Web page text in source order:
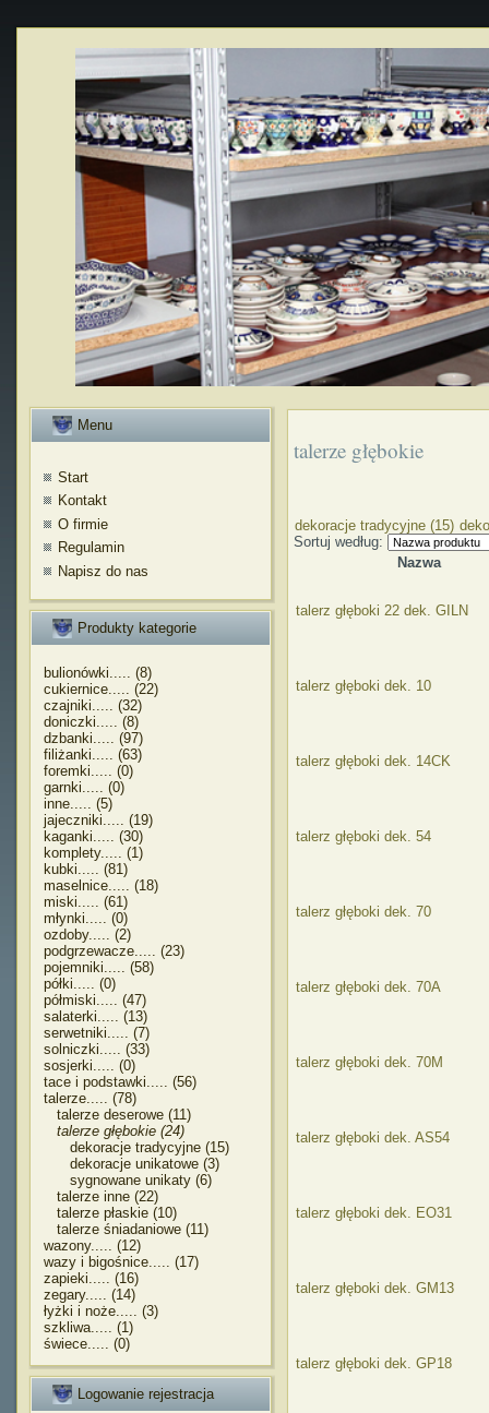
Menu
Start
Kontakt
O firmie
Regulamin
Napisz do nas
Produkty kategorie
bulionówki..... (8)
cukiernice..... (22)
czajniki..... (32)
doniczki..... (8)
dzbanki..... (97)
filiżanki..... (63)
foremki..... (0)
garnki..... (0)
inne..... (5)
jajeczniki..... (19)
kaganki..... (30)
komplety..... (1)
kubki..... (81)
maselnice..... (18)
miski..... (61)
młynki..... (0)
ozdoby..... (2)
podgrzewacze..... (23)
pojemniki..... (58)
półki..... (0)
półmiski..... (47)
salaterki..... (13)
serwetniki..... (7)
solniczki..... (33)
sosjerki..... (0)
tace i podstawki..... (56)
talerze..... (78)
talerze deserowe (11)
talerze głębokie (24)
dekoracje tradycyjne (15)
dekoracje unikatowe (3)
sygnowane unikaty (6)
talerze inne (22)
talerze płaskie (10)
talerze śniadaniowe (11)
wazony..... (12)
wazy i bigośnice..... (17)
zapieki..... (16)
zegary..... (14)
łyżki i noże..... (3)
szkliwa..... (1)
świece..... (0)
Logowanie rejestracja
talerze głębokie
dekoracje tradycyjne (15)
Sortuj według:
Nazwa
talerz głęboki 22 dek. GILN
talerz głęboki dek. 10
talerz głęboki dek. 14CK
talerz głęboki dek. 54
talerz głęboki dek. 70
talerz głęboki dek. 70A
talerz głęboki dek. 70M
talerz głęboki dek. AS54
talerz głęboki dek. EO31
talerz głęboki dek. GM13
talerz głęboki dek. GP18